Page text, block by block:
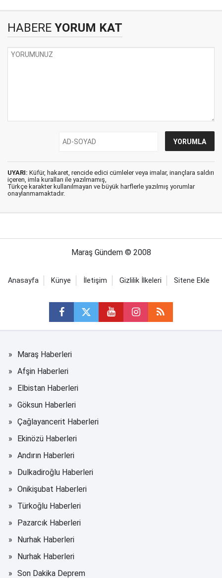
HABERE YORUM KAT
UYARI: Küfür, hakaret, rencide edici cümleler veya imalar, inançlara saldırı
içeren, imla kuralları ile yazılmamış,
Türkçe karakter kullanılmayan ve büyük harflerle yazılmış yorumlar
onaylanmamaktadır.
Maraş Gündem © 2008
Anasayfa Künye İletişim Gizlilik İlkeleri Sitene Ekle
Maraş Haberleri
Afşin Haberleri
Elbistan Haberleri
Göksun Haberleri
Çağlayancerit Haberleri
Ekinözü Haberleri
Andırın Haberleri
Dulkadiroğlu Haberleri
Onikişubat Haberleri
Türkoğlu Haberleri
Pazarcık Haberleri
Nurhak Haberleri
Nurhak Haberleri
Son Dakika Deprem